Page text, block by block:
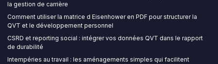
la gestion de carrière
Comment utiliser la matrice d Eisenhower en PDF pour structurer la
QVT et le développement personnel
CSRD et reporting social : intégrer vos données QVT dans le rapport
de durabilité
Intempéries au travail : les aménagements simples qui facilitent